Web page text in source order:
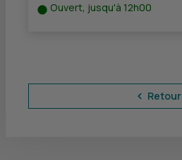
Ouvert, jusqu'à 12h00
Retour